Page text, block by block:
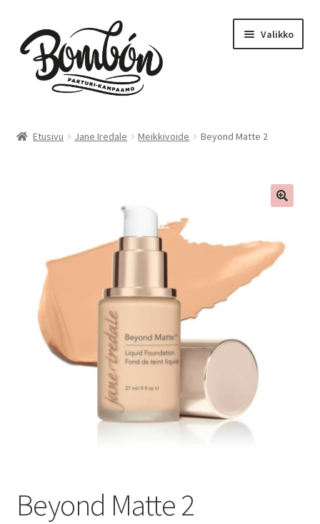
navigointiin
sisältöön
Valikko
Parturi
Hinnasto
Peruutusehdot
Kauneushoitola
Ekokampaamo
Etusivu Jane Iredale Meikkivoide Beyond Matte 2
Beyond Matte 2